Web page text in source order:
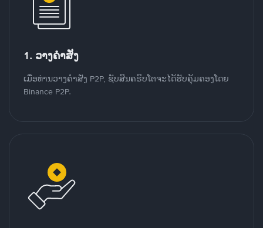
1. ວາງຄໍາສັ່ງ
ເມື່ອທ່ານວາງຄໍາສັ່ງ P2P, ຊັບສິນຄຣິບໂຕຈະໄດ້ຮັບຄຸ້ມຄອງໂດຍ
Binance P2P.